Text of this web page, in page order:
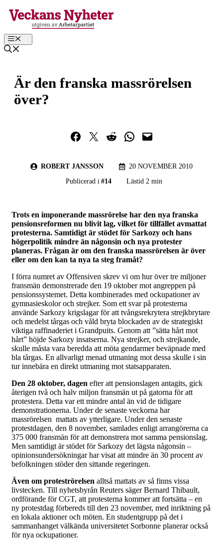
Hoppa
till
Meny
Är den franska massrörelsen
över?
Dela på Facebook
Dela på TwitterDela på RedditDela i WhatsApp
Maila en länk
ROBERT JANSSON
20 NOVEMBER 2010
Publicerad i #14 Lästid 2 min
Trots en imponerande massrörelse har den nya franska
pensionsreformen nu blivit lag, vilket för tillfället avmattat
protesterna. Samtidigt är stödet för Sarkozy och hans
högerpolitik mindre än någonsin och nya protester
planeras. Frågan är om den franska massrörelsen är över
eller om den kan ta nya ta steg framåt?
I förra numret av Offensiven skrev vi om hur över tre miljoner
fransmän demonstrerade den 19 oktober mot angreppen på
pensionssystemet. Detta kombinerades med ockupationer av
gymnasieskolor och strejker. Som ett svar på protesterna
använde Sarkozy krigslagar för att tvångsrekrytera strejkbrytare
och medelst tårgas och våld bryta blockaden av de strategiskt
viktiga raffinaderiet i Grandpuits. Genom att ”sätta hårt mot
hårt” höjde Sarkozy insatserna. Nya strejker, och strejkande,
skulle måsta vara beredda att möta gendarmer beväpnade med
bla tårgas. En allvarligt menad utmaning mot dessa skulle i sin
tur innebära en direkt utmaning mot statsapparaten.
Den 28 oktober, dagen efter att pensionslagen antagits, gick
återigen två och halv miljon fransmän ut på gatorna för att
protestera. Detta var ett mindre antal än vid de tidigare
demonstrationerna. Under de senaste veckorna har
massrörelsen mattats av ytterligare. Under den senaste
protestdagen, den 8 november, samlades enligt arrangörerna ca
375 000 fransmän för att demonstrera mot samma pensionslag.
Men samtidigt är stödet för Sarkozy det lägsta någonsin –
opinionsundersökningar har visat att mindre än 30 procent av
befolkningen stöder den sittande regeringen.
Även om proteströrelsen alltså mattats av så finns vissa
livstecken. Till nyhetsbyrån Reuters säger Bernard Thibault,
ordförande för CGT, att protesterna kommer att fortsätta – en
ny protestdag förbereds till den 23 november, med inriktning på
en lokala aktioner och möten. En studentgrupp på det i
sammanhanget välkända universitetet Sorbonne planerar också
för nya ockupationer.